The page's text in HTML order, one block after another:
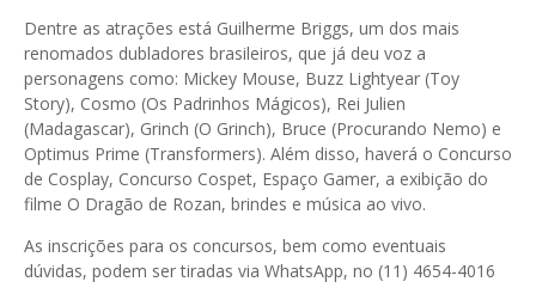
Dentre as atrações está Guilherme Briggs, um dos mais
renomados dubladores brasileiros, que já deu voz a
personagens como: Mickey Mouse, Buzz Lightyear (Toy
Story), Cosmo (Os Padrinhos Mágicos), Rei Julien
(Madagascar), Grinch (O Grinch), Bruce (Procurando Nemo) e
Optimus Prime (Transformers). Além disso, haverá o Concurso
de Cosplay, Concurso Cospet, Espaço Gamer, a exibição do
filme O Dragão de Rozan, brindes e música ao vivo.
As inscrições para os concursos, bem como eventuais
dúvidas, podem ser tiradas via WhatsApp, no (11) 4654-4016